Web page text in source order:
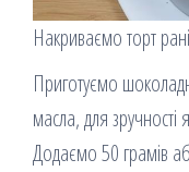
Накриваємо торт
Приготуємо
масла, для
Додаємо 50 грамів